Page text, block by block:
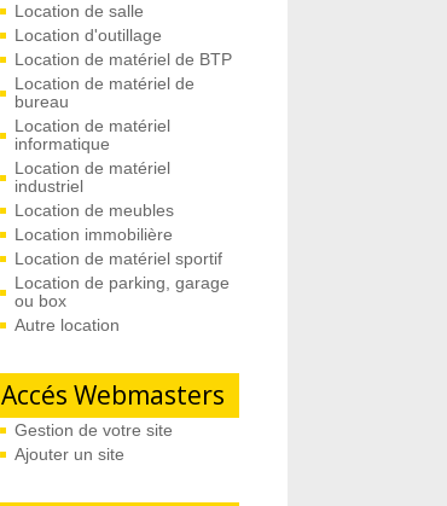
Location de salle
Location d'outillage
Location de matériel de BTP
Location de matériel de
bureau
Location de matériel
informatique
Location de matériel
industriel
Location de meubles
Location immobilière
Location de matériel sportif
Location de parking, garage
ou box
Autre location
Accés Webmasters
Gestion de votre site
Ajouter un site